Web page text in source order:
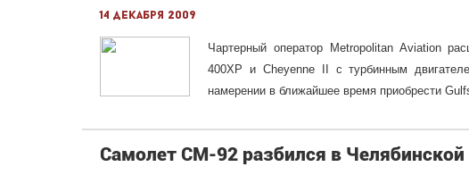
14 декабря 2009
Чартерный оператор Metropolitan Aviation
400XP и Cheyenne II с турбинным
намерении в ближайшее время приобрести
Самолет СМ-92 разбился в Челябинской